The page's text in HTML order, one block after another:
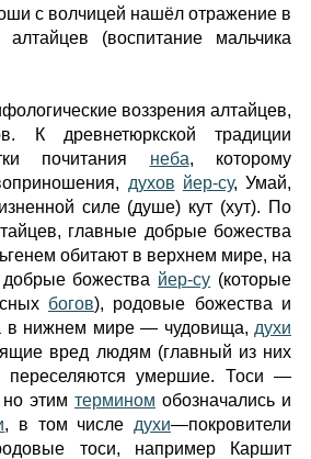
с волчицей нашёл отражение в
алтайцев (воспитание мальчика
воззрения алтайцев,
К древнетюркской традиции
почитания неба, которому
духов йер-су, Умай,
силе (душе) кут (хут). По
главные добрые божества
обитают в верхнем мире, на
божества йер-су (которые
богов), родовые божества и
в нижнем мире — чудовища, духи
вред людям (главный из них
переселяются умершие. Тоси —
этим термином обозначались и
, в том числе духи—покровители
тоси, например Каршит